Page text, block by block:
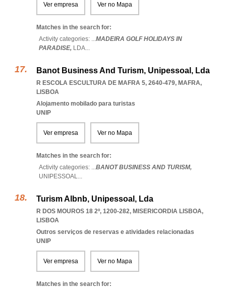
Ver empresa Ver no Mapa
Matches in the search for:
Activity categories: ...MADEIRA GOLF HOLIDAYS IN
PARADISE, LDA...
Banot Business And Turism, Unipessoal, Lda
R ESCOLA ESCULTURA DE MAFRA 5, 2640-479, MAFRA,
LISBOA
Alojamento mobilado para turistas
UNIP
Ver empresa Ver no Mapa
Matches in the search for:
Activity categories: ...BANOT BUSINESS AND TURISM,
UNIPESSOAL...
Turism Albnb, Unipessoal, Lda
R DOS MOUROS 18 2º, 1200-282, MISERICORDIA LISBOA,
LISBOA
Outros serviços de reservas e atividades relacionadas
UNIP
Ver empresa Ver no Mapa
Matches in the search for: